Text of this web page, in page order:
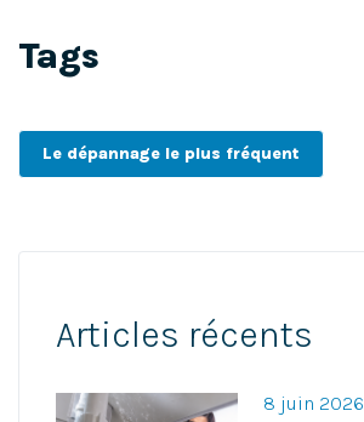
Tags
Le dépannage le plus fréquent
Articles récents
8 juin 2026